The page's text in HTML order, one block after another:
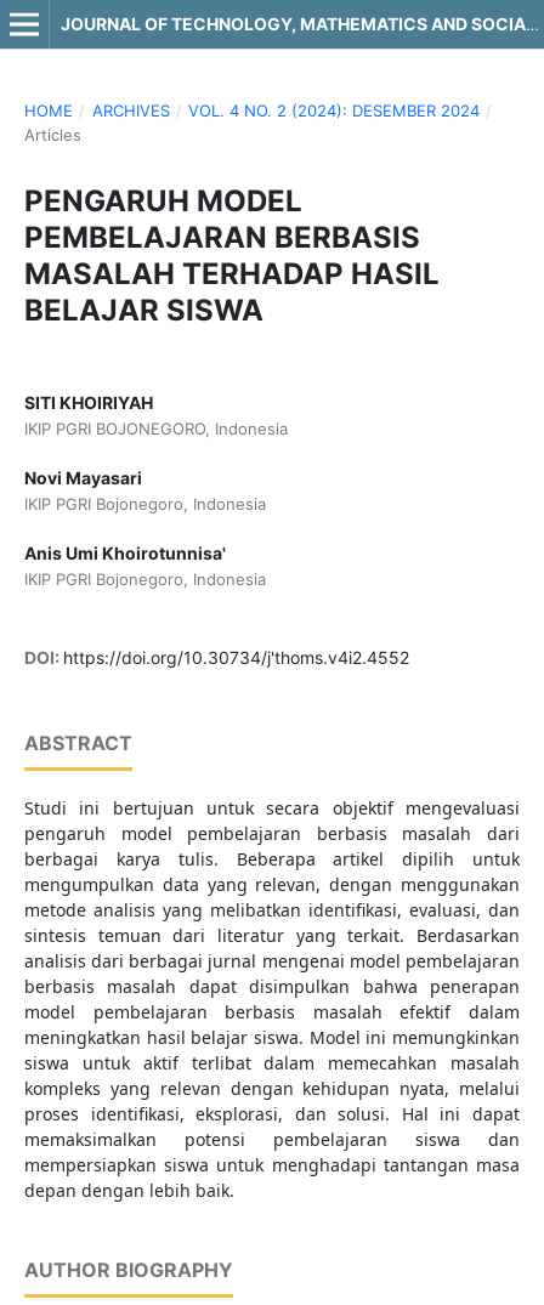
JOURNAL OF TECHNOLOGY, MATHEMATICS AND SOCIAL SCIENCE
HOME / ARCHIVES / VOL. 4 NO. 2 (2024): DESEMBER 2024 /
Articles
PENGARUH MODEL
PEMBELAJARAN BERBASIS
MASALAH TERHADAP HASIL
BELAJAR SISWA
SITI KHOIRIYAH
IKIP PGRI BOJONEGORO, Indonesia
Novi Mayasari
IKIP PGRI Bojonegoro, Indonesia
Anis Umi Khoirotunnisa'
IKIP PGRI Bojonegoro, Indonesia
DOI: https://doi.org/10.30734/j'thoms.v4i2.4552
ABSTRACT
Studi ini bertujuan untuk secara objektif mengevaluasi
pengaruh model pembelajaran berbasis masalah dari
berbagai karya tulis. Beberapa artikel dipilih untuk
mengumpulkan data yang relevan, dengan menggunakan
metode analisis yang melibatkan identifikasi, evaluasi, dan
sintesis temuan dari literatur yang terkait. Berdasarkan
analisis dari berbagai jurnal mengenai model pembelajaran
berbasis masalah dapat disimpulkan bahwa penerapan
model pembelajaran berbasis masalah efektif dalam
meningkatkan hasil belajar siswa. Model ini memungkinkan
siswa untuk aktif terlibat dalam memecahkan masalah
kompleks yang relevan dengan kehidupan nyata, melalui
proses identifikasi, eksplorasi, dan solusi. Hal ini dapat
memaksimalkan potensi pembelajaran siswa dan
mempersiapkan siswa untuk menghadapi tantangan masa
depan dengan lebih baik.
AUTHOR BIOGRAPHY